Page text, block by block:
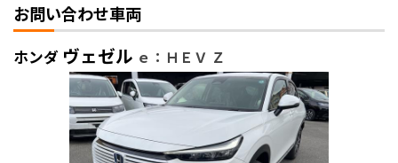
お問い合わせ車両
ホンダ ヴェゼル ｅ：ＨＥＶ Ｚ